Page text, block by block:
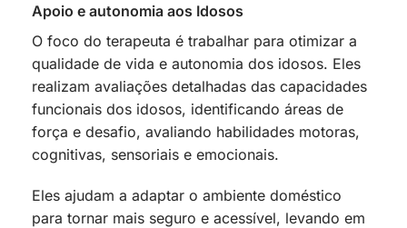
Apoio e autonomia aos Idosos
O foco do terapeuta é trabalhar para otimizar a
qualidade de vida e autonomia dos idosos. Eles
realizam avaliações detalhadas das capacidades
funcionais dos idosos, identificando áreas de
força e desafio, avaliando habilidades motoras,
cognitivas, sensoriais e emocionais.
Eles ajudam a adaptar o ambiente doméstico
para tornar mais seguro e acessível, levando em